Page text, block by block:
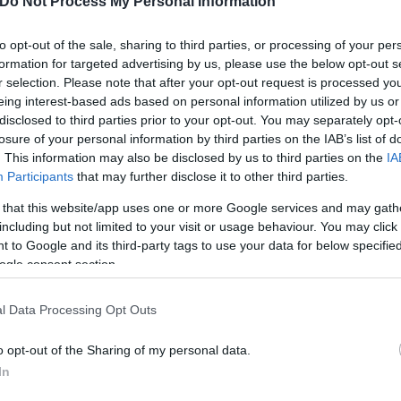
opt-out of the sale, sharing to third parties, or processing of your
for targeted advertising by us, please use the below opt-out
selection. Please note that after your opt-out request is processed
interest-based ads based on personal information utilized by us
to third parties prior to your opt-out. You may separately
of your personal information by third parties on the IAB’s list of
This information may also be disclosed by us to third parties on the
Participants that may further disclose it to other third parties.
that this website/app uses one or more Google services and may
but not limited to your visit or usage behaviour. You may
to Google and its third-party tags to use your data for below
consent section.
Data Processing Opt Outs
opt-out of the Sharing of my personal data.
για το έργοFerrari(αυτοβιογραφία του Enzo
του μυθιστορήματος θα είναι η επόμενη
”Ναι, η Meg Gardiner και εγώ γράψαμε το
Θα είναι η επόμενη ταινία που θα γυρίσω”.